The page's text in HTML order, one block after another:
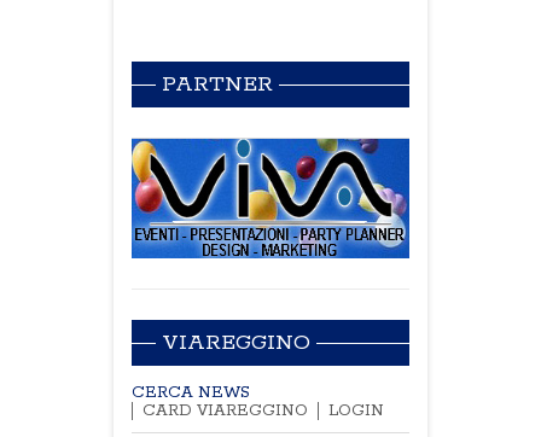
PARTNER
VIAREGGINO
CERCA NEWS
CARD VIAREGGINO
LOGIN